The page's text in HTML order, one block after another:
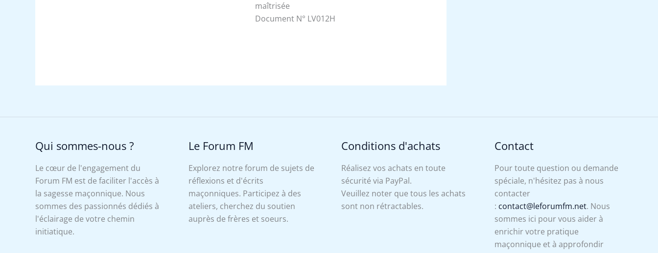
maîtrisée
Document N° LV012H
Qui sommes-nous ?
Le cœur de l'engagement du
Forum FM est de faciliter l'accès à
la sagesse maçonnique. Nous
sommes des passionnés dédiés à
l'éclairage de votre chemin
initiatique.
Le Forum FM
Explorez notre forum de sujets de
réflexions et d'écrits
maçonniques. Participez à des
ateliers, cherchez du soutien
auprès de frères et soeurs.
Conditions d'achats
Réalisez vos achats en toute
sécurité via PayPal.
Veuillez noter que tous les achats
sont non rétractables.
Contact
Pour toute question ou demande
spéciale, n'hésitez pas à nous
contacter
: contact@leforumfm.net. Nous
sommes ici pour vous aider à
enrichir votre pratique
maçonnique et à approfondir